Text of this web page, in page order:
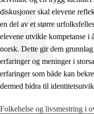
diskusjoner skal elevene
en del av et større
elevene utvikle kompetanse
norsk. Dette gir dem
erfaringer og meninger i
erfaringer som både kan
dermed bidra til
Folkehelse og livsmestring i